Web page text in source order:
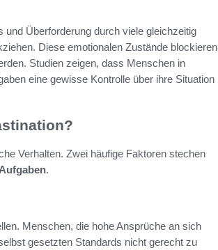
Überforderung durch viele gleichzeitig
Diese emotionalen Zustände blockieren
Studien zeigen, dass Menschen in
eine gewisse Kontrolle über ihre Situation
Verhalten. Zwei häufige Faktoren stechen
.
Menschen, die hohe Ansprüche an sich
gesetzten Standards nicht gerecht zu